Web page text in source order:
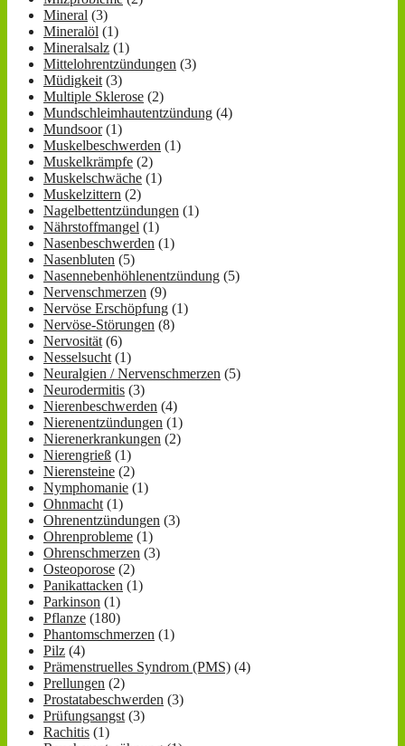
Mineral (3)
Mineralöl (1)
Mineralsalz (1)
Mittelohrentzündungen (3)
Müdigkeit (3)
Multiple Sklerose (2)
Mundschleimhautentzündung (4)
Mundsoor(1)
Muskelbeschwerden (1)
Muskelkrämpfe (2)
Muskelschwäche (1)
Muskelzittern (2)
Nagelbettentzündungen (1)
Nährstoffmangel (1)
Nasenbeschwerden (1)
Nasenbluten (5)
Nasennebenhöhlenentzündung (5)
Nervenschmerzen (9)
Nervöse Erschöpfung (1)
Nervöse-Störungen (8)
Nervosität (6)
Nesselsucht (1)
Neuralgien / Nervenschmerzen (5)
Neurodermitis (3)
Nierenbeschwerden (4)
Nierenentzündungen (1)
Nierenerkrankungen (2)
Nierengrieß (1)
Nierensteine (2)
Nymphomanie (1)
Ohnmacht (1)
Ohrenentzündungen (3)
Ohrenprobleme (1)
Ohrenschmerzen (3)
Osteoporose (2)
Panikattacken (1)
Parkinson (1)
Pflanze (180)
Phantomschmerzen (1)
Pilz (4)
Prämenstruelles Syndrom (PMS) (4)
Prellungen (2)
Prostatabeschwerden (3)
Prüfungsangst (3)
Rachitis (1)